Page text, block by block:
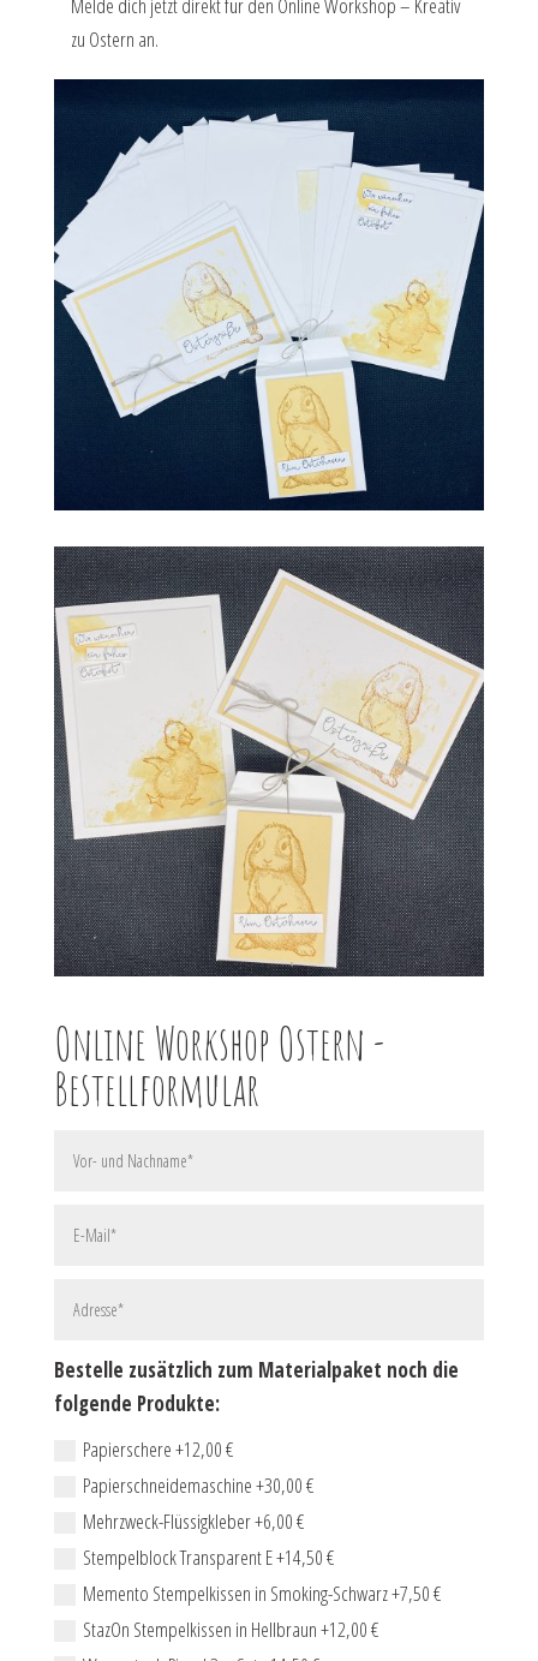
Melde dich jetzt direkt für den Online Workshop – Kreativ
zu Ostern an.
Online Workshop Ostern -
Bestellformular
Bestelle zusätzlich zum Materialpaket noch die
folgende Produkte:
Papierschere +12,00 €
Papierschneidemaschine +30,00 €
Mehrzweck-Flüssigkleber +6,00 €
Stempelblock Transparent E +14,50 €
Memento Stempelkissen in Smoking-Schwarz +7,50 €
StazOn Stempelkissen in Hellbraun +12,00 €